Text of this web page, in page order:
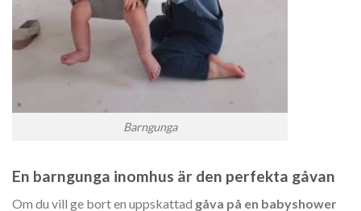
Barngunga
En barngunga inomhus är den perfekta gåvan
Om du vill ge bort en uppskattad gåva på en babyshower